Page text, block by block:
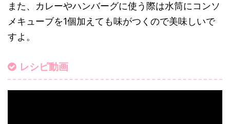
また、カレーやハンバーグに使う際は水筒にコンソ
メキューブを1個加えても味がつくので美味しいで
すよ。
レシピ動画